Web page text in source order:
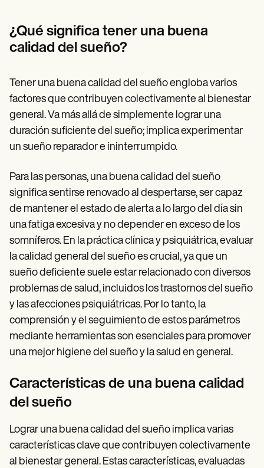
Demos
Training Hub
Webinars
Pricing
Why Carepatron?
Get started
¿Qué significa tener una buena
calidad del sueño?
Tener una buena calidad del sueño engloba varios
factores que contribuyen colectivamente al bienestar
general. Va más allá de simplemente lograr una
duración suficiente del sueño; implica experimentar
un sueño reparador e ininterrumpido.
Para las personas, una buena calidad del sueño
significa sentirse renovado al despertarse, ser capaz
de mantener el estado de alerta a lo largo del día sin
una fatiga excesiva y no depender en exceso de los
somníferos. En la práctica clínica y psiquiátrica, evaluar
la calidad general del sueño es crucial, ya que un
sueño deficiente suele estar relacionado con diversos
problemas de salud, incluidos los trastornos del sueño
y las afecciones psiquiátricas. Por lo tanto, la
comprensión y el seguimiento de estos parámetros
mediante herramientas son esenciales para promover
una mejor higiene del sueño y la salud en general.
Características de una buena calidad
del sueño
Lograr una buena calidad del sueño implica varias
características clave que contribuyen colectivamente
al bienestar general. Estas características, evaluadas